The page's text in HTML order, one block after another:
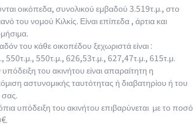
οικόπεδα, συνολικού εμβαδού 3.519τ.μ., στο
του νομού Κιλκίς. Είναι επίπεδα , άρτια και
του κάθε οικοπέδου ξεχωριστά είναι :
550τ.μ., 550τ.μ., 626,53τ.μ., 627,47τ.μ., 615τ.μ.
υπόδειξη του ακινήτου είναι απαραίτητη η
αστυνομικής ταυτότητας ή διαβατηρίου ή του
υπόδειξη του ακινήτου επιβαρύνεται με το ποσό